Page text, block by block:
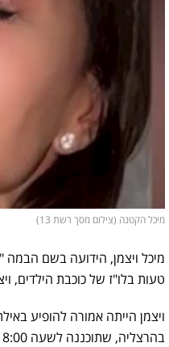
מיכל הקטנה (צילום מסך רשת 13)
מיכל ויצמן, הידועה בשם
טעות בלו"ז של כוכבת הילדים,